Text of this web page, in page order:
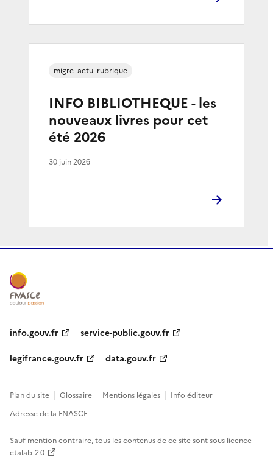
INFO BIBLIOTHEQUE - les
nouveaux livres pour cet
été 2026
migre_actu_rubrique
30 juin 2026
info.gouv.fr
service-public.gouv.fr
legifrance.gouv.fr
data.gouv.fr
Plan du site Glossaire Mentions légales
Info éditeur
Adresse de la FNASCE
Sauf mention contraire, tous les contenus de ce site sont sous licence
etalab-2.0